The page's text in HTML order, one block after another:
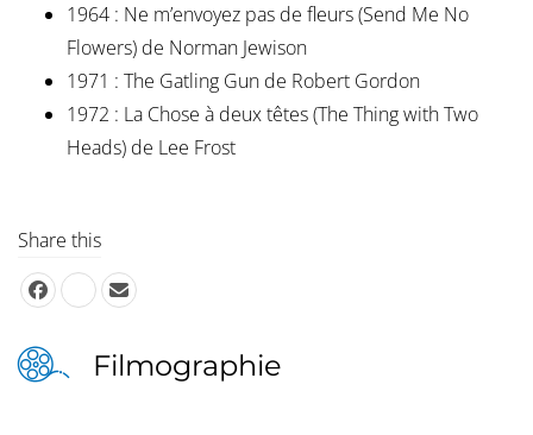
1964 : Ne m’envoyez pas de fleurs (Send Me No
Flowers) de Norman Jewison
1971 : The Gatling Gun de Robert Gordon
1972 : La Chose à deux têtes (The Thing with Two
Heads) de Lee Frost
Share this
Filmographie